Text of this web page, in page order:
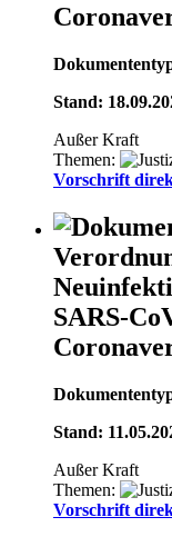
Stand:
Außer Kraft
Themen:
Vorschrift
SARS-
Stand:
Außer Kraft
Themen:
Vorschrift